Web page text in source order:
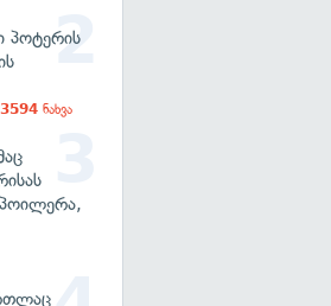
პოტერის
3594 ნახვა